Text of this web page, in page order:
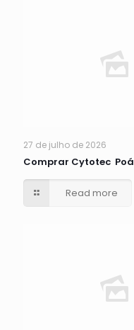
27 de julho de 2026
Comprar Cytotec Poá
Read more